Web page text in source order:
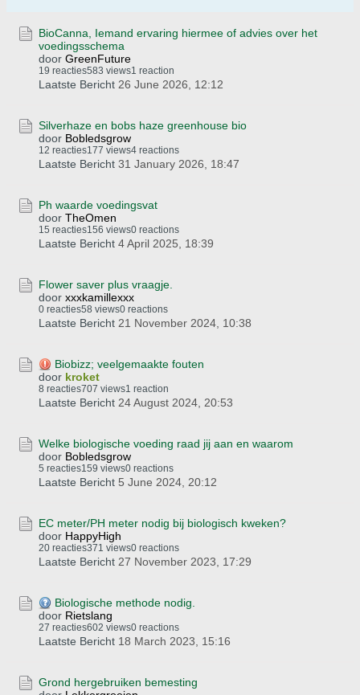
BioCanna, Iemand ervaring hiermee of advies over het
voedingsschema
door GreenFuture
19 reacties583 views1 reaction
Laatste Bericht 26 June 2026, 12:12
Silverhaze en bobs haze greenhouse bio
door Bobledsgrow
12 reacties177 views4 reactions
Laatste Bericht 31 January 2026, 18:47
Ph waarde voedingsvat
door TheOmen
15 reacties156 views0 reactions
Laatste Bericht 4 April 2025, 18:39
Flower saver plus vraagje.
door xxxkamillexxx
0 reacties58 views0 reactions
Laatste Bericht 21 November 2024, 10:38
Biobizz; veelgemaakte fouten
door kroket
8 reacties707 views1 reaction
Laatste Bericht 24 August 2024, 20:53
Welke biologische voeding raad jij aan en waarom
door Bobledsgrow
5 reacties159 views0 reactions
Laatste Bericht 5 June 2024, 20:12
EC meter/PH meter nodig bij biologisch kweken?
door HappyHigh
20 reacties371 views0 reactions
Laatste Bericht 27 November 2023, 17:29
Biologische methode nodig.
door Rietslang
27 reacties602 views0 reactions
Laatste Bericht 18 March 2023, 15:16
Grond hergebruiken bemesting